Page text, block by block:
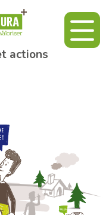
actions